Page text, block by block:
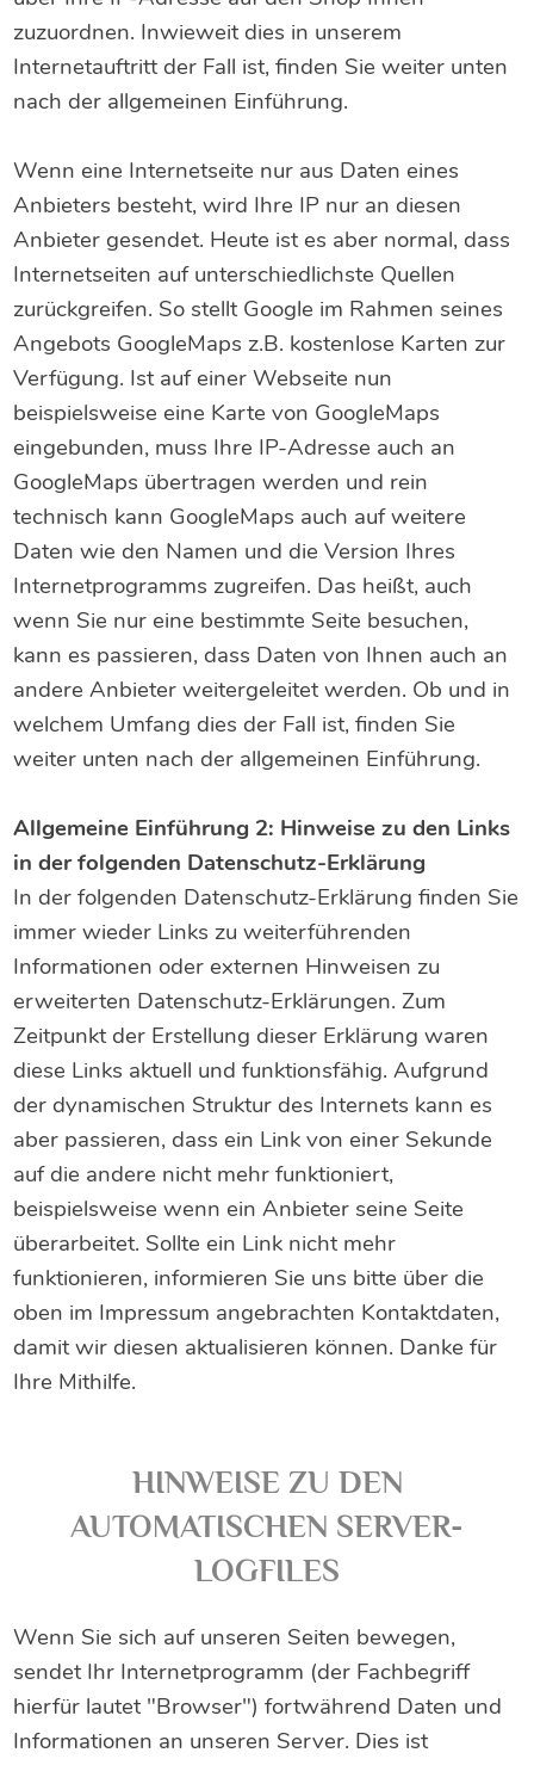
zuzuordnen. Inwieweit dies in unserem
Internetauftritt der Fall ist, finden Sie weiter unten
nach der allgemeinen Einführung.
Wenn eine Internetseite nur aus Daten eines
Anbieters besteht, wird Ihre IP nur an diesen
Anbieter gesendet. Heute ist es aber normal, dass
Internetseiten auf unterschiedlichste Quellen
zurückgreifen. So stellt Google im Rahmen seines
Angebots GoogleMaps z.B. kostenlose Karten zur
Verfügung. Ist auf einer Webseite nun
beispielsweise eine Karte von GoogleMaps
eingebunden, muss Ihre IP-Adresse auch an
GoogleMaps übertragen werden und rein
technisch kann GoogleMaps auch auf weitere
Daten wie den Namen und die Version Ihres
Internetprogramms zugreifen. Das heißt, auch
wenn Sie nur eine bestimmte Seite besuchen,
kann es passieren, dass Daten von Ihnen auch an
andere Anbieter weitergeleitet werden. Ob und in
welchem Umfang dies der Fall ist, finden Sie
weiter unten nach der allgemeinen Einführung.
Allgemeine Einführung 2: Hinweise zu den Links
in der folgenden Datenschutz-Erklärung
In der folgenden Datenschutz-Erklärung finden Sie
immer wieder Links zu weiterführenden
Informationen oder externen Hinweisen zu
erweiterten Datenschutz-Erklärungen. Zum
Zeitpunkt der Erstellung dieser Erklärung waren
diese Links aktuell und funktionsfähig. Aufgrund
der dynamischen Struktur des Internets kann es
aber passieren, dass ein Link von einer Sekunde
auf die andere nicht mehr funktioniert,
beispielsweise wenn ein Anbieter seine Seite
überarbeitet. Sollte ein Link nicht mehr
funktionieren, informieren Sie uns bitte über die
oben im Impressum angebrachten Kontaktdaten,
damit wir diesen aktualisieren können. Danke für
Ihre Mithilfe.
HINWEISE ZU DEN
AUTOMATISCHEN SERVER-
LOGFILES
Wenn Sie sich auf unseren Seiten bewegen,
sendet Ihr Internetprogramm (der Fachbegriff
hierfür lautet "Browser") fortwährend Daten und
Informationen an unseren Server. Dies ist